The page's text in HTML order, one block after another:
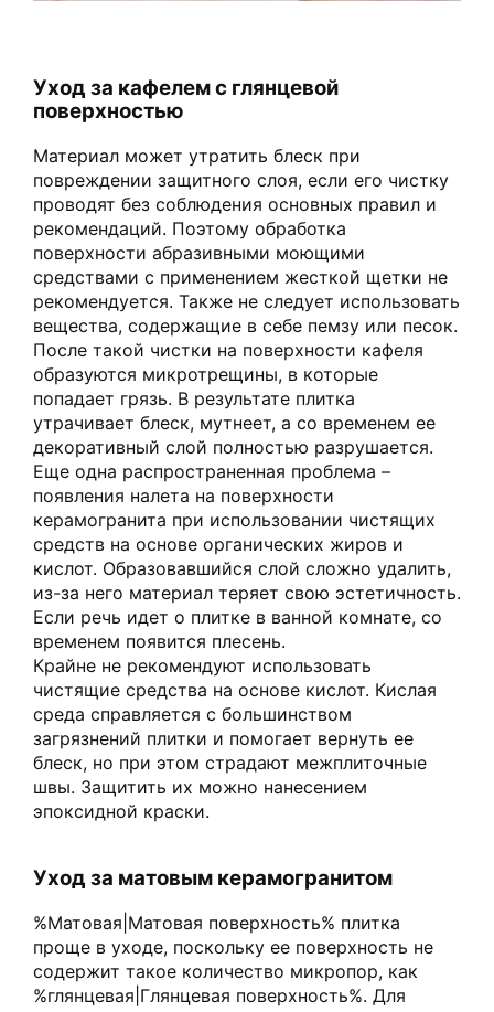
Уход за кафелем с глянцевой
поверхностью
Материал может утратить блеск при
повреждении защитного слоя, если его чистку
проводят без соблюдения основных правил и
рекомендаций. Поэтому обработка
поверхности абразивными моющими
средствами с применением жесткой щетки не
рекомендуется. Также не следует использовать
вещества, содержащие в себе пемзу или песок.
После такой чистки на поверхности кафеля
образуются микротрещины, в которые
попадает грязь. В результате плитка
утрачивает блеск, мутнеет, а со временем ее
декоративный слой полностью разрушается.
Еще одна распространенная проблема –
появления налета на поверхности
керамогранита при использовании чистящих
средств на основе органических жиров и
кислот. Образовавшийся слой сложно удалить,
из-за него материал теряет свою эстетичность.
Если речь идет о плитке в ванной комнате, со
временем появится плесень.
Крайне не рекомендуют использовать
чистящие средства на основе кислот. Кислая
среда справляется с большинством
загрязнений плитки и помогает вернуть ее
блеск, но при этом страдают межплиточные
швы. Защитить их можно нанесением
эпоксидной краски.
Уход за матовым керамогранитом
%Матовая|Матовая поверхность% плитка
проще в уходе, поскольку ее поверхность не
содержит такое количество микропор, как
%глянцевая|Глянцевая поверхность%. Для